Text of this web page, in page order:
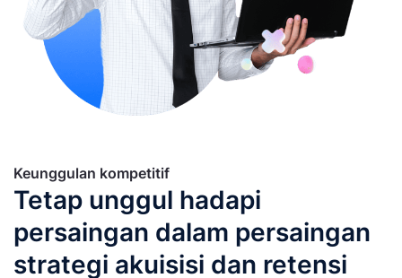
Keunggulan kompetitif
Tetap unggul hadapi
persaingan dalam persaingan
strategi akuisisi dan retensi